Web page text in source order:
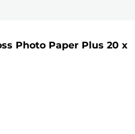
Photo Paper Plus 20 x